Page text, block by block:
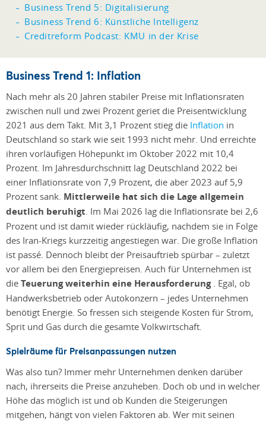
Business Trend 5: Digitalisierung
Business Trend 6: Künstliche Intelligenz
Creditreform Podcast: KMU in der Krise
Business Trend 1: Inflation
Nach mehr als 20 Jahren stabiler Preise mit Inflationsraten
zwischen null und zwei Prozent geriet die Preisentwicklung
2021 aus dem Takt. Mit 3,1 Prozent stieg die Inflation in
Deutschland so stark wie seit 1993 nicht mehr. Und erreichte
ihren vorläufigen Höhepunkt im Oktober 2022 mit 10,4
Prozent. Im Jahresdurchschnitt lag Deutschland 2022 bei
einer Inflationsrate von 7,9 Prozent, die aber 2023 auf 5,9
Prozent sank. Mittlerweile hat sich die Lage allgemein
deutlich beruhigt . Im Mai 2026 lag die Inflationsrate bei 2,6
Prozent und ist damit wieder rückläufig, nachdem sie in Folge
des Iran-Kriegs kurzzeitig angestiegen war. Die große Inflation
ist passé. Dennoch bleibt der Preisauftrieb spürbar – zuletzt
vor allem bei den Energiepreisen. Auch für Unternehmen ist
die Teuerung weiterhin eine Herausforderung . Egal, ob
Handwerksbetrieb oder Autokonzern – jedes Unternehmen
benötigt Energie. So fressen sich steigende Kosten für Strom,
Sprit und Gas durch die gesamte Volkwirtschaft.
Spielräume für Preisanpassungen nutzen
Was also tun? Immer mehr Unternehmen denken darüber
nach, ihrerseits die Preise anzuheben. Doch ob und in welcher
Höhe das möglich ist und ob Kunden die Steigerungen
mitgehen, hängt von vielen Faktoren ab. Wer mit seinen